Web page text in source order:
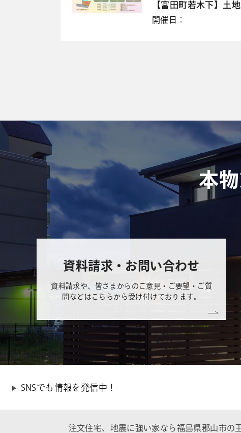
【富田町若木下】土
開催日：
本
資料請求・お問い合わせ
資料請求や、皆さまからのご意見・ご要望・ご質
問などはこちらから受け付けております。
SNSでも情報を発信中！
注文住宅、地震に強い家なら福島県郡山市の